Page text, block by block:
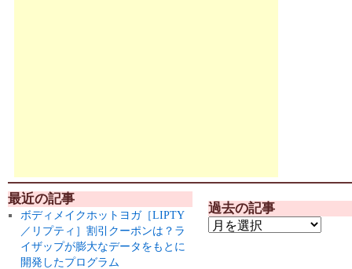
最近の記事
ボディメイクホットヨガ［LIPTY
／リプティ］割引クーポンは？ラ
イザップが膨大なデータをもとに
開発したプログラム
過去の記事